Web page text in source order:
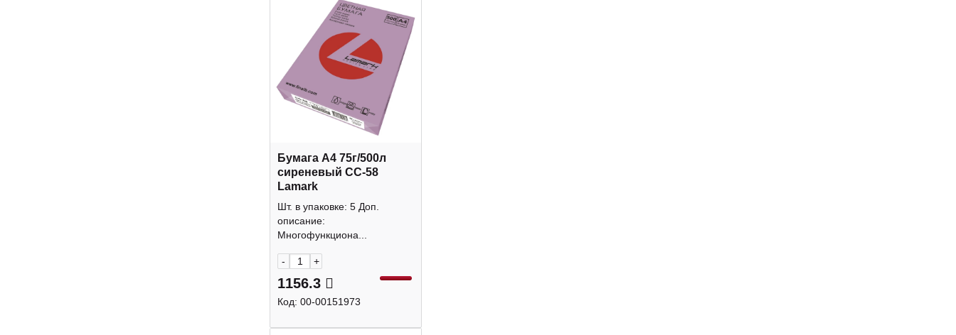
Бумага А4 75г/500л
сиреневый CC-58
Lamark
Шт. в упаковке: 5 Доп.
описание:
Многофункциона...
- +
1156.3
Код: 00-00151973